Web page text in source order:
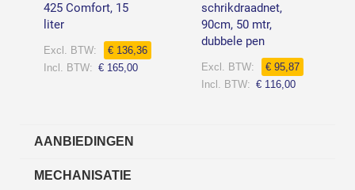
425 Comfort, 15
liter
€ 136,36
€ 165,00
schrikdraadnet,
90cm, 50 mtr,
dubbele pen
€ 95,87
€ 116,00
AANBIEDINGEN
MECHANISATIE